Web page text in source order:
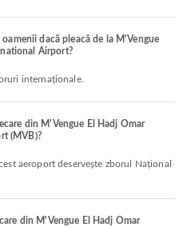
dacă pleacă de la M'Vengue
Airport?
internaționale.
din M'Vengue El Hadj Omar
(MVB)?
din M'Vengue El Hadj Omar